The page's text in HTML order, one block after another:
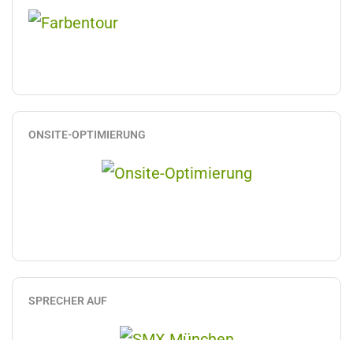
ONSITE-OPTIMIERUNG
SPRECHER AUF